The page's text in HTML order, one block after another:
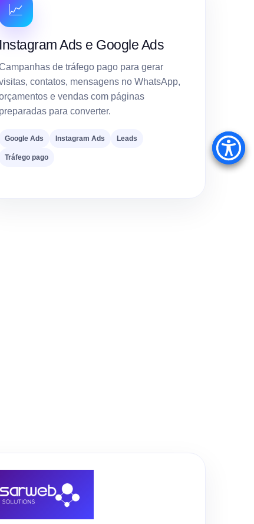
📈
Instagram Ads e Google Ads
de tráfego pago para gerar
contatos, mensagens no WhatsApp,
e vendas com páginas
preparadas para converter.
Google Ads Instagram Ads Leads
Tráfego pago